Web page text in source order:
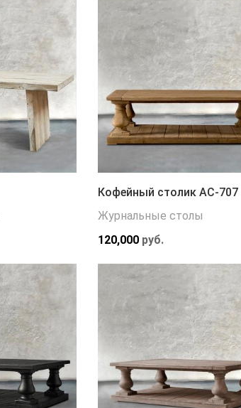
Кофейный столик АС-707
Журнальные столы
120,000руб.